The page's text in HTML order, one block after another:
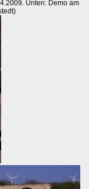
Unten: Demo am